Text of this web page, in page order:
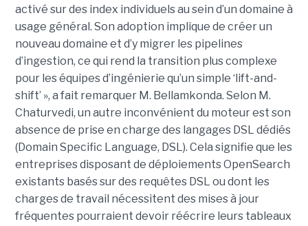
activé sur des index individuels au sein d’un domaine à
usage général. Son adoption implique de créer un
nouveau domaine et d’y migrer les pipelines
d’ingestion, ce qui rend la transition plus complexe
pour les équipes d’ingénierie qu’un simple ‘lift-and-
shift’ », a fait remarquer M. Bellamkonda. Selon M.
Chaturvedi, un autre inconvénient du moteur est son
absence de prise en charge des langages DSL dédiés
(Domain Specific Language, DSL). Cela signifie que les
entreprises disposant de déploiements OpenSearch
existants basés sur des requêtes DSL ou dont les
charges de travail nécessitent des mises à jour
fréquentes pourraient devoir réécrire leurs tableaux